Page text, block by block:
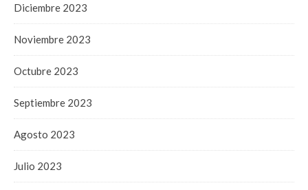
Diciembre 2023
Noviembre 2023
Octubre 2023
Septiembre 2023
Agosto 2023
Julio 2023